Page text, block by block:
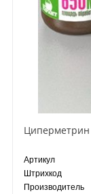
Артикул
Штрихкод
Производитель